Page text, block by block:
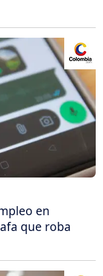
en
que roba